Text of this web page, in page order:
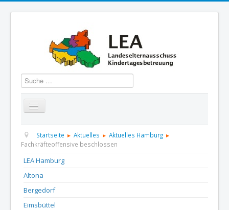
Suchen
Startseite Über uns Aktuelles Termine
Informationen
Kontakt
Startseite Aktuelles
Aktuelles Hamburg
Fachkräfteoffensive beschlossen
LEA Hamburg
Altona
Bergedorf
Eimsbüttel